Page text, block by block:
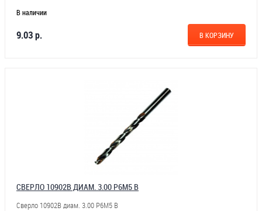
В наличии
9.03 р. В КОРЗИНУ
СВЕРЛО 10902В ДИАМ. 3.00 Р6М5 В
Сверло 10902В диам. 3.00 Р6М5 В